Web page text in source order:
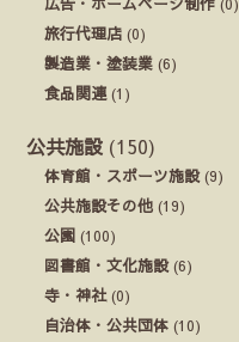
旅行代理店 (0)
製造業・塗装業 (6)
食品関連 (1)
公共施設 (150)
体育館・スポーツ施設(9)
公共施設その他 (19)
公園 (100)
図書館・文化施設(6)
寺・神社(0)
自治体・公共団体 (10)